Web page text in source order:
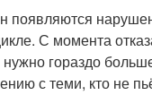
появляются
С момента
гораздо
с теми, кто не